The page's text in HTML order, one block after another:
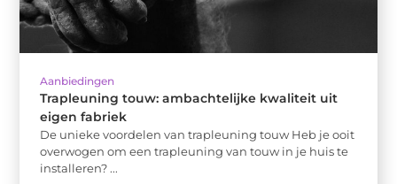
Aanbiedingen
Trapleuning touw: ambachtelijke kwaliteit uit
eigen fabriek
De unieke voordelen van trapleuning touw Heb je ooit
overwogen om een trapleuning van touw in je huis te
installeren? ...